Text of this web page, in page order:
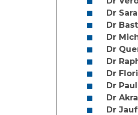
Laïcité et cultes
Les associations
Livret d'accueil
Salon des familles
Transports sanitaires
Vos droits, vos devoirs
Les structures de
Dr
Dr
Dr
Dr
Dr
Dr
Dr
Dr
Dr